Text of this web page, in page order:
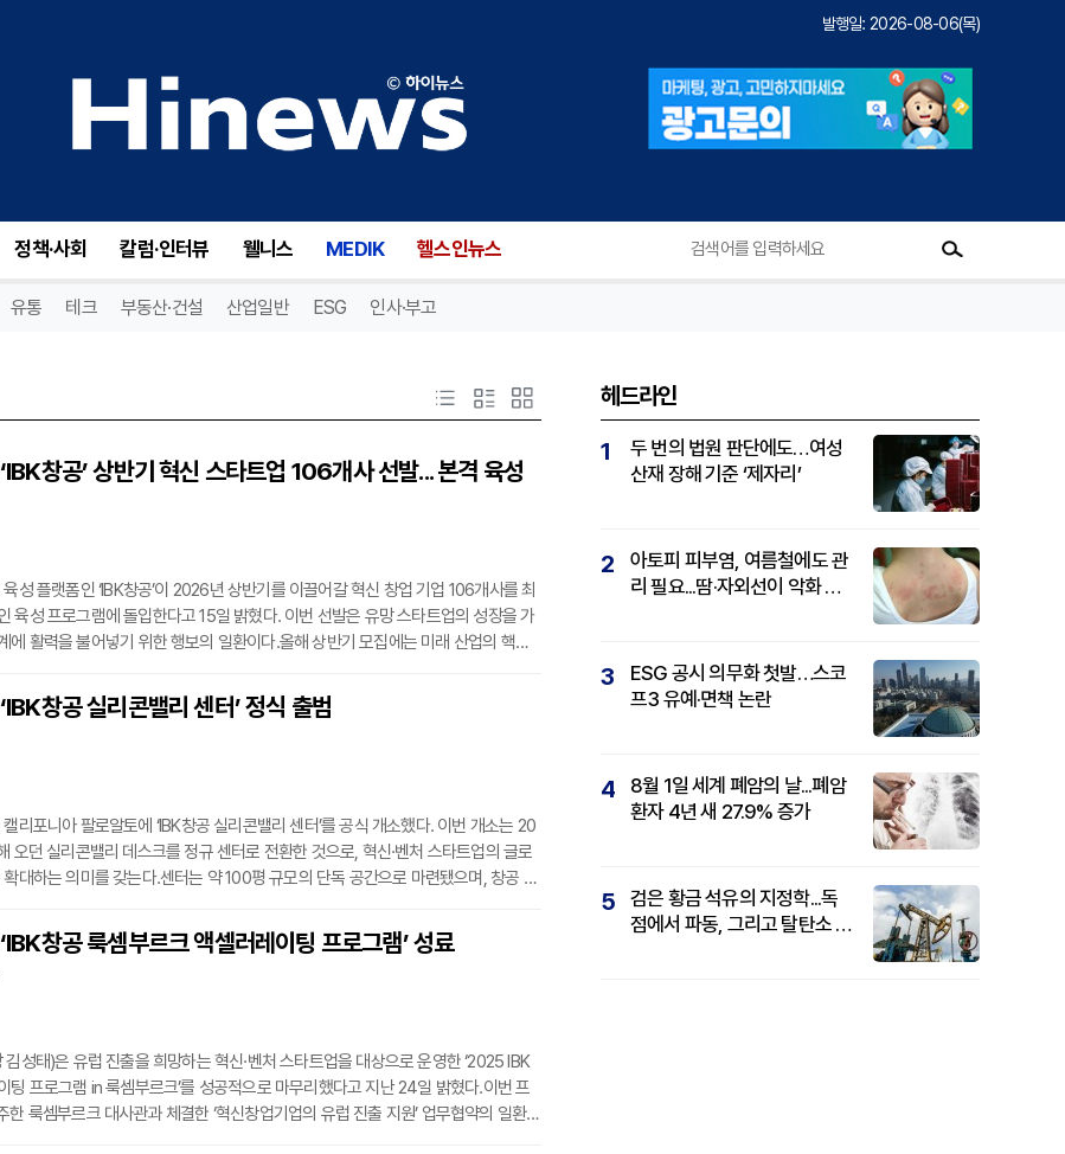
발행일: 2026-08-06(목)
정책·사회 칼럼·인터뷰 웰니스 MEDIK 헬스인뉴스
유통 테크 부동산·건설 산업일반 ESG 인사·부고
창공’ 상반기 혁신 스타트업 106개사 선발... 본격 육성
성 플랫폼인 ‘IBK창공’이 2026년 상반기를 이끌어갈 혁신 창업 기업 106개사를 최
육성 프로그램에 돌입한다고 15일 밝혔다. 이번 선발은 유망 스타트업의 성장을 가
에 활력을 불어넣기 위한 행보의 일환이다.올해 상반기 모집에는 미래 산업의 핵심
활용한 항공유 원료 전환 기술, 드론 재밍(전자방해) 기술 등 독보적인 기술력을 갖
되어 눈길을 끌었다.기업은행은 오는 5월까지 전문가 그룹을 통한 정밀 진단을 실
창공 실리콘밸리 센터’ 정식 출범
리포니아 팔로알토에 ‘IBK창공 실리콘밸리 센터’를 공식 개소했다. 이번 개소는 20
오던 실리콘밸리 데스크를 정규 센터로 전환한 것으로, 혁신·벤처 스타트업의 글로
대하는 의미를 갖는다.센터는 약 100평 규모의 단독 공간으로 마련됐으며, 창공 육
예정이다.개소식에는 김성태 은행장을 비롯해 임정택 주샌프란시스코 총영사, 국
사 강준현 더불어민주당 의원, 야당 간사 강민국 국민의힘 의원이 참석해 센터 출범
창공 룩셈부르크 액셀러레이팅 프로그램’ 성료
성태)은 유럽 진출을 희망하는 혁신·벤처 스타트업을 대상으로 운영한 ‘2025 IBK
팅 프로그램 in 룩셈부르크’를 성공적으로 마무리했다고 지난 24일 밝혔다.이번 프
룩셈부르크 대사관과 체결한 ‘혁신창업기업의 유럽 진출 지원’ 업무협약의 일환으
헤드라인
1
두 번의 법원 판단에도…여성
산재 장해 기준 ‘제자리’
2
아토피 피부염, 여름철에도 관
리 필요...땀·자외선이 악화 요
3
ESG 공시 의무화 첫발…스코
프3 유예·면책 논란
4
8월 1일 세계 폐암의 날...폐암
환자 4년 새 27.9% 증가
5
검은 황금 석유의 지정학...독
점에서 파동, 그리고 탈탄소 패